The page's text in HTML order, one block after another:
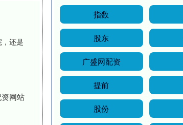
还是
网站
指数
股东
广盛网配资
提前
股份